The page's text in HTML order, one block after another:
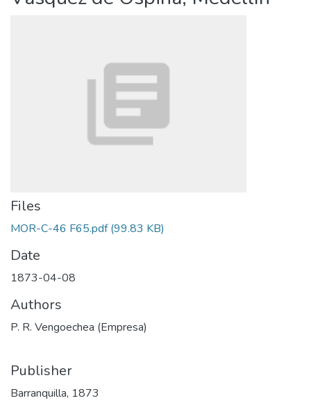
Files
MOR-C-46 F65.pdf(99.83 KB)
Date
1873-04-08
Authors
P. R. Vengoechea (Empresa)
Publisher
Barranquilla, 1873